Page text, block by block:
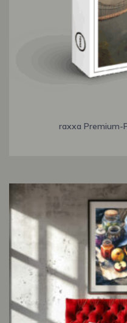
raxxa Premium-